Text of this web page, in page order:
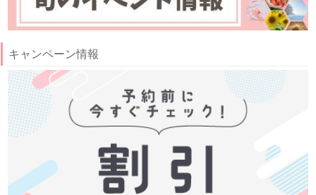
キャンペーン情報